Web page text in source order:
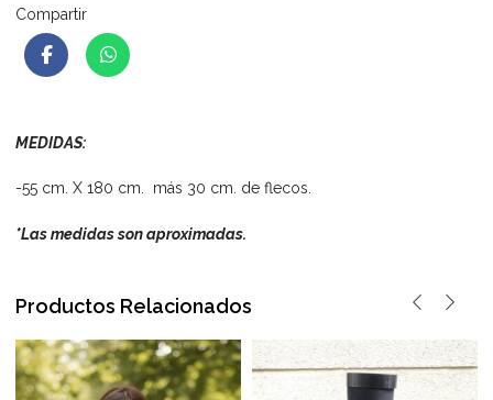
Compartir
MEDIDAS:
-55 cm. X 180 cm. más 30 cm. de flecos.
*Las medidas son aproximadas.
Productos Relacionados